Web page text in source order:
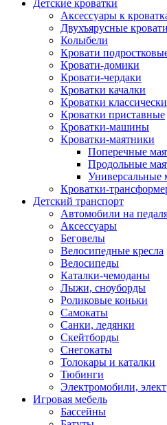
Детские кроватки
Аксессуары к
Двухъярусные кровати
Колыбели
Кровати
Кровати-домики
Кровати-чердаки
Кроватки качалки
Кроватки
Кроватки приставные
Кроватки-машины
Кроватки-маятники
Поперечные
Продольные
Универсальные
Кроватки-
Детский транспорт
Автомобили на
Аксессуары
Беговелы
Велосипедные кресла
Велосипеды
Каталки-чемоданы
Лыжи, сноуборды
Роликовые коньки
Самокаты
Санки, ледянки
Скейтборды
Снегокаты
Толокары и каталки
Тюбинги
Электромобили,
Игровая мебель
Бассейны